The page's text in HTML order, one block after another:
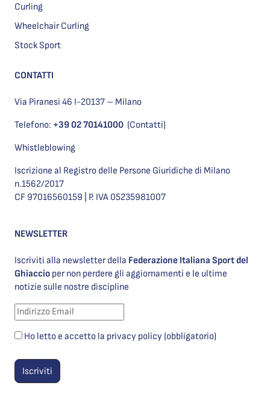
Curling
Wheelchair Curling
Stock Sport
CONTATTI
Via Piranesi 46 I-20137 – Milano
Telefono: +39 02 70141000 (Contatti)
Whistleblowing
Iscrizione al Registro delle Persone Giuridiche di Milano
n.1562/2017
CF 97016560159 | P. IVA 05235981007
NEWSLETTER
Iscriviti alla newsletter della Federazione Italiana Sport del
Ghiaccio per non perdere gli aggiornamenti e le ultime
notizie sulle nostre discipline
Ho letto e accetto la privacy policy (obbligatorio)